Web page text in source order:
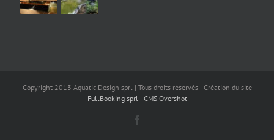
Copyright 2013 Aquatic Design sprl | Tous droits réservés | Création du site
FullBooking sprl | CMS Overshot